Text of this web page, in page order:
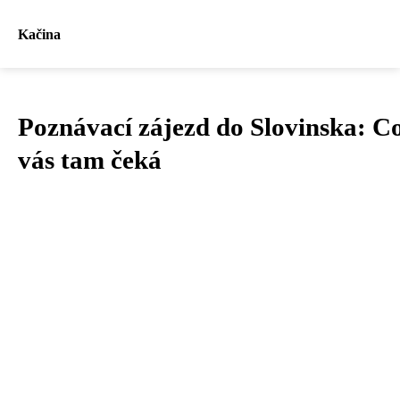
Kačina
Poznávací zájezd do Slovinska:
vás tam čeká